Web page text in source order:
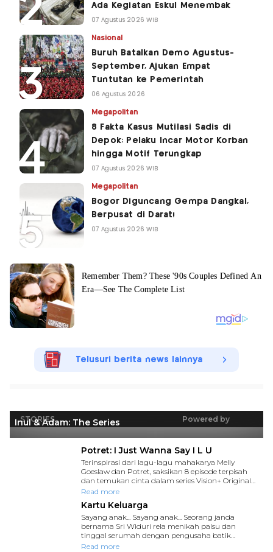
Ada Kegiatan Eskul Menembak
07 Agustus 2026 WIB
Nasional
Buruh Batalkan Demo Agustus-
September, Ajukan Empat
Tuntutan ke Pemerintah
06 Agustus 2026
Megapolitan
8 Fakta Kasus Mutilasi Sadis di
Depok: Pelaku Incar Motor Korban
hingga Motif Terungkap
07 Agustus 2026 WIB
Megapolitan
Bogor Diguncang Gempa Dangkal,
Berpusat di Darat!
07 Agustus 2026 WIB
Telusuri berita news lainnya